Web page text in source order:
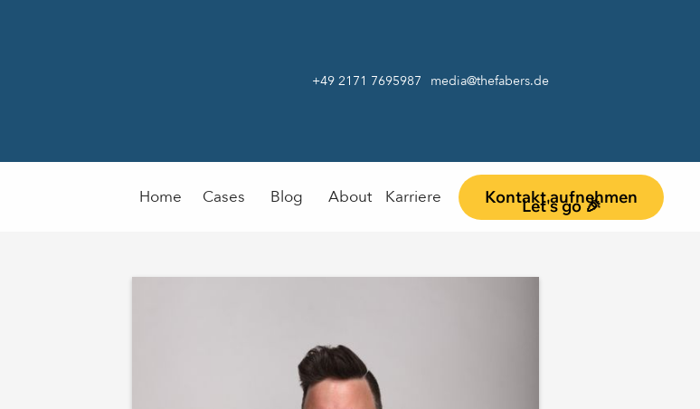
+49 2171 7695987 media@thefabers.de
Home Cases Blog About Karriere Kontakt aufnehmen
Let's go 🎉